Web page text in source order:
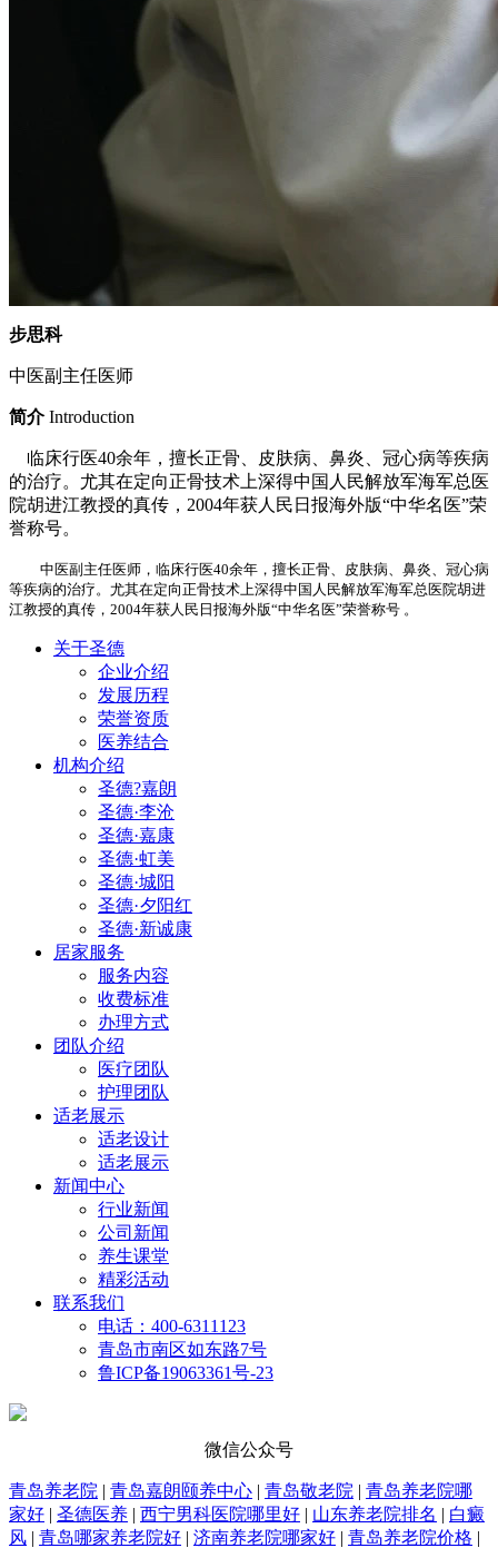
步思科
中医副主任医师
简介Introduction
临床行医40余年，擅长正骨、皮肤病、鼻炎、冠心病等疾病
的治疗。尤其在定向正骨技术上深得中国人民解放军海军总医
院胡进江教授的真传，2004年获人民日报海外版“中华名医”荣
誉称号。
中医副主任医师，临床行医40余年，擅长正骨、皮肤病、鼻炎、冠心病
等疾病的治疗。尤其在定向正骨技术上深得中国人民解放军海军总医院胡进
江教授的真传，2004年获人民日报海外版“中华名医”荣誉称号 。
关于圣德
企业介绍
发展历程
荣誉资质
医养结合
机构介绍
圣德?嘉朗
圣德·李沧
圣德·嘉康
圣德·虹美
圣德·城阳
圣德·夕阳红
圣德·新诚康
居家服务
服务内容
收费标准
办理方式
团队介绍
医疗团队
护理团队
适老展示
适老设计
适老展示
新闻中心
行业新闻
公司新闻
养生课堂
精彩活动
联系我们
电话：400-6311123
青岛市南区如东路7号
鲁ICP备19063361号-23
微信公众号
青岛养老院 | 青岛嘉朗颐养中心 | 青岛敬老院 | 青岛养老院哪
家好 | 圣德医养 | 西宁男科医院哪里好 | 山东养老院排名 | 白癜
风 | 青岛哪家养老院好 | 济南养老院哪家好 | 青岛养老院价格 |